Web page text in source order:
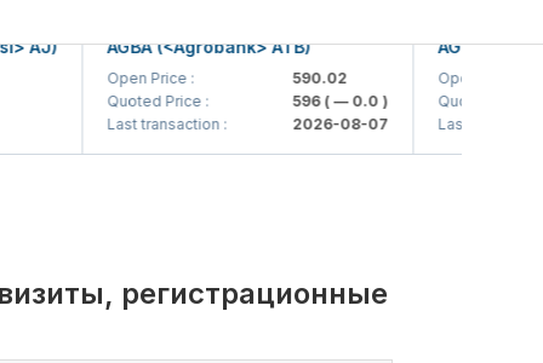
AGBA (<Agrobank> ATB)
Open Price :
590.02
Quoted Price :
( — 0.0 )
Last transaction :
2026-08-07
AGBAP
Open Price :
Quoted Price :
Last transaction :
регистрационные